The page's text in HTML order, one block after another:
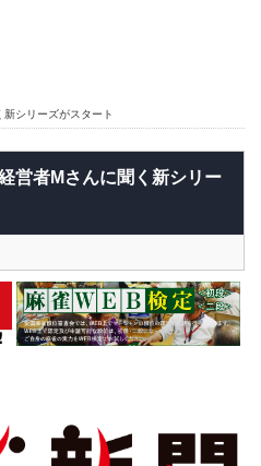
シリーズがスタート
営者Mさんに聞く新シリー